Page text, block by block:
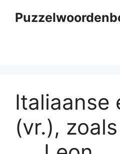
Italiaanse
(vr.),